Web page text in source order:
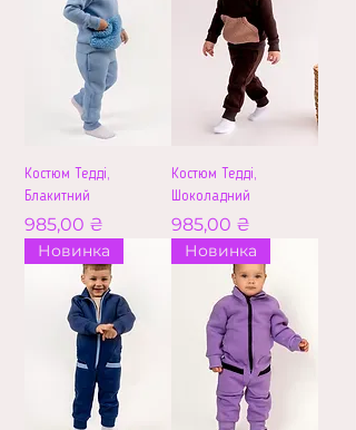
Костюм Тедді,
Блакитний
Ціна
985,00 ₴
Костюм Тедді,
Шоколадний
Ціна
985,00 ₴
Новинка Новинка